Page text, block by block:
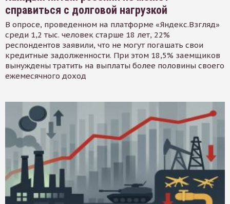
справиться с долговой нагрузкой
В опросе, проведенном на платформе «Яндекс.Взгляд»
среди 1,2 тыс. человек старше 18 лет, 22%
респондентов заявили, что не могут погашать свои
кредитные задолженности. При этом 18,5% заемщиков
вынуждены тратить на выплаты более половины своего
ежемесячного доход